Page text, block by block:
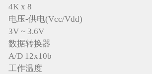
4K x 8
电压-供电(Vcc/Vdd)
3V ~ 3.6V
数据转换器
A/D 12x10b
工作温度